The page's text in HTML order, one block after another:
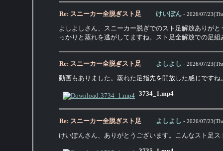
Re: スニーカー全脱ぎスト足 けいぽん - 2026/07/
よしよしさん、スニーカー脱ぎでのスト足解放ありが
っかりと蒸れを逃がしてますね。スト足全解放での足
Re: スニーカー全脱ぎスト足 よしよし - 2026/07/
動画もありました。蒸れた足指先を開放した感じですね
3734_1.mp4
Re: スニーカー全脱ぎスト足 よしよし - 2026/07/
けいぽんさん、ありがとうございます。こんなスト足